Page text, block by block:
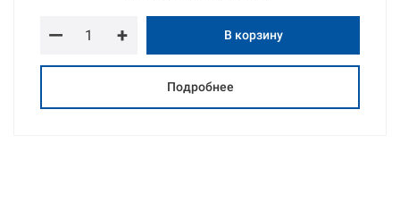
— + В корзину
Подробнее